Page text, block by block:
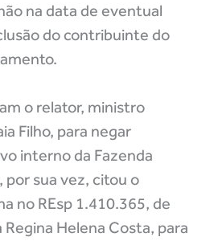
na data de eventual
do contribuinte do
o relator, ministro
Filho, para negar
interno da Fazenda
por sua vez, citou o
no REsp 1.410.365, de
Helena Costa, para